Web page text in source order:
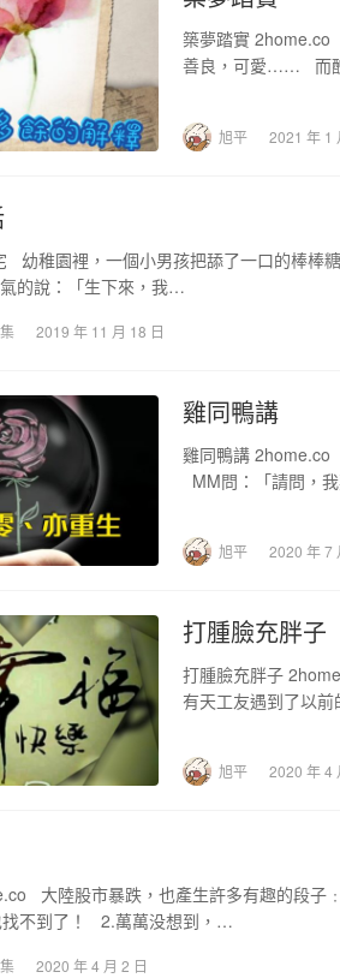
築夢踏實 2home.co
善良，可愛…… 而醜
旭平 2021 年 1
幼稚園裡，一個小男孩把舔了一口的棒棒
的說：「生下來，我…
2019 年 11 月 18 日
雞同鴨講
雞同鴨講 2home.co
MM問：「請問，
旭平 2020 年 7
打腫臉充胖子
打腫臉充胖子
有天工友遇到了以
旭平 2020 年 4
大陸股市暴跌，也產生許多有趣的段子
找不到了！ 2.萬萬没想到，…
2020 年 4 月 2 日